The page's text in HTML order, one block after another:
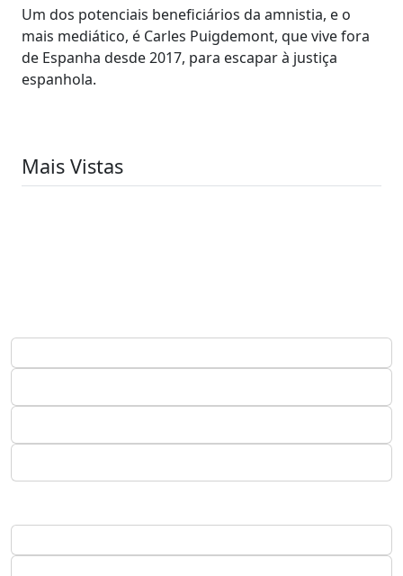
Um dos potenciais beneficiários da amnistia, e o
mais mediático, é Carles Puigdemont, que vive fora
de Espanha desde 2017, para escapar à justiça
espanhola.
Mais Vistas